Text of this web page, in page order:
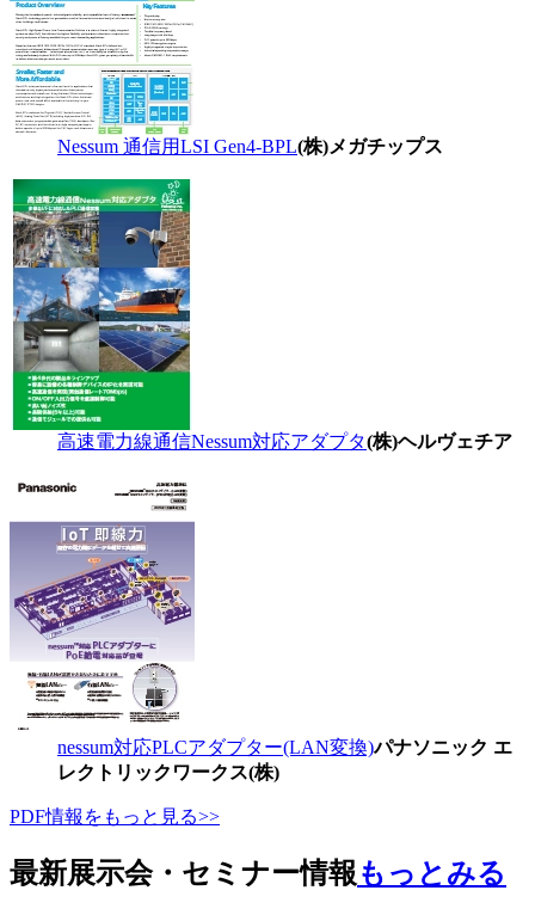
Nessum 通信用LSI Gen4-BPL(株)メガチップス
高速電力線通信Nessum対応アダプタ(株)ヘルヴェチア
nessum対応PLCアダプター(LAN変換)パナソニック エ
レクトリックワークス(株)
PDF情報をもっと見る>>
最新展示会・セミナー情報もっとみる